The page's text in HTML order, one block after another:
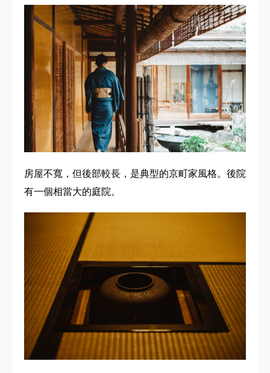
房屋不寬，但後部較長，是典型的京町家風格。後院
有一個相當大的庭院。